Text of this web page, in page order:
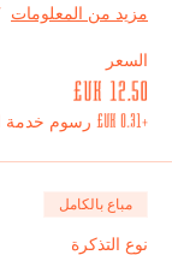
مزيد من المعلومات
السعر
+‏0.31 UK£ رسوم خدمة التذاكر
مباع بالكامل
نوع التذكرة